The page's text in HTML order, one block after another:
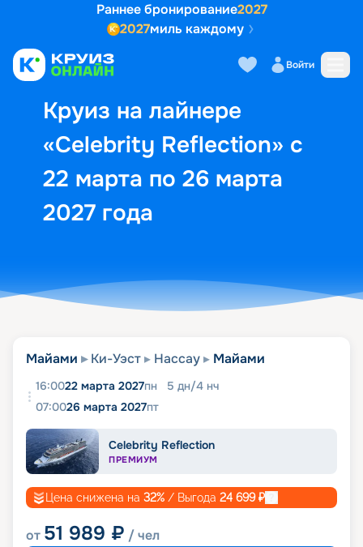
Раннее бронирование2027
2027миль каждому
Войти
Круиз на лайнере
«Celebrity Reflection» с
22 марта по 26 марта
2027 года
Выбор кают Маршрут и
Майами Ки-Уэст Нассау Майами
16:0022 марта 2027пн 5 дн/4 нч
07:0026 марта 2027пт
Celebrity Reflection
ПРЕМИУМ
Цена снижена на 32% / Выгода 24 699₽
от 51 989 ₽ / чел